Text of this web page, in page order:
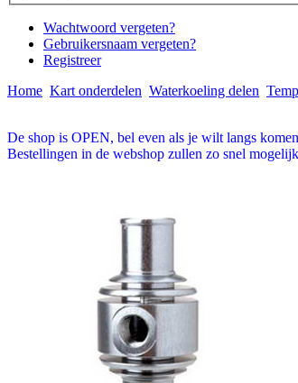
Wachtwoord vergeten?
Gebruikersnaam vergeten?
Registreer
Home Kart onderdelen Waterkoeling delen
De shop is OPEN, bel even als je wilt langs
Bestellingen in de webshop zullen zo snel